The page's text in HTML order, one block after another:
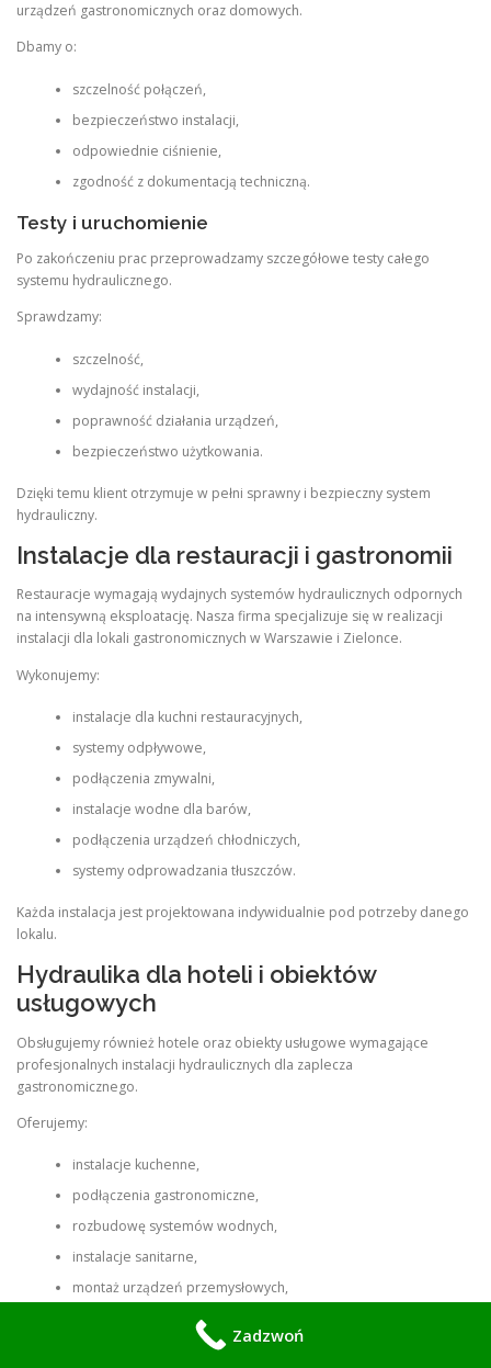
urządzeń gastronomicznych oraz domowych.
Dbamy o:
szczelność połączeń,
bezpieczeństwo instalacji,
odpowiednie ciśnienie,
zgodność z dokumentacją techniczną.
Testy i uruchomienie
Po zakończeniu prac przeprowadzamy szczegółowe testy całego
systemu hydraulicznego.
Sprawdzamy:
szczelność,
wydajność instalacji,
poprawność działania urządzeń,
bezpieczeństwo użytkowania.
Dzięki temu klient otrzymuje w pełni sprawny i bezpieczny system
hydrauliczny.
Instalacje dla restauracji i gastronomii
Restauracje wymagają wydajnych systemów hydraulicznych odpornych
na intensywną eksploatację. Nasza firma specjalizuje się w realizacji
instalacji dla lokali gastronomicznych w Warszawie i Zielonce.
Wykonujemy:
instalacje dla kuchni restauracyjnych,
systemy odpływowe,
podłączenia zmywalni,
instalacje wodne dla barów,
podłączenia urządzeń chłodniczych,
systemy odprowadzania tłuszczów.
Każda instalacja jest projektowana indywidualnie pod potrzeby danego
lokalu.
Hydraulika dla hoteli i obiektów
usługowych
Obsługujemy również hotele oraz obiekty usługowe wymagające
profesjonalnych instalacji hydraulicznych dla zaplecza
gastronomicznego.
Oferujemy:
instalacje kuchenne,
podłączenia gastronomiczne,
rozbudowę systemów wodnych,
instalacje sanitarne,
montaż urządzeń przemysłowych,
modernizacje instalacji.
Zadzwoń